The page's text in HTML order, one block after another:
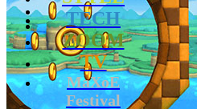
TECH
ZOOM
TV
MaXoE
Festival